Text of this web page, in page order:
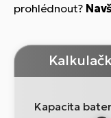
prohlédnout?
Kapacita